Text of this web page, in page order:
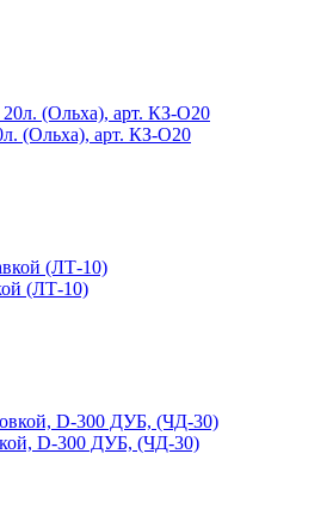
(Ольха), арт. КЗ-О20
(ЛТ-10)
D-300 ДУБ, (ЧД-30)